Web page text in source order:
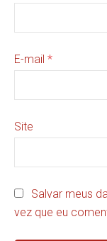
E-mail *
Site
Salvar meus
vez que eu